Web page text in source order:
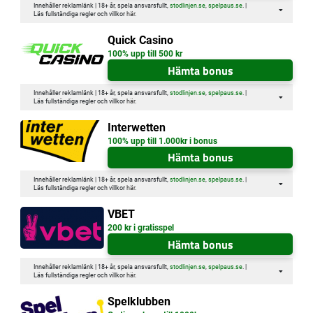
Innehåller reklamlänk | 18+ år, spela ansvarsfullt, stodlinjen.se, spelpaus.se. |
Läs fullständiga regler och villkor här.
Quick Casino
100% upp till 500 kr
Hämta bonus
Innehåller reklamlänk | 18+ år, spela ansvarsfullt, stodlinjen.se, spelpaus.se. |
Läs fullständiga regler och villkor här.
Interwetten
100% upp till 1.000kr i bonus
Hämta bonus
Innehåller reklamlänk | 18+ år, spela ansvarsfullt, stodlinjen.se, spelpaus.se. |
Läs fullständiga regler och villkor här.
VBET
200 kr i gratisspel
Hämta bonus
Innehåller reklamlänk | 18+ år, spela ansvarsfullt, stodlinjen.se, spelpaus.se. |
Läs fullständiga regler och villkor här.
Spelklubben